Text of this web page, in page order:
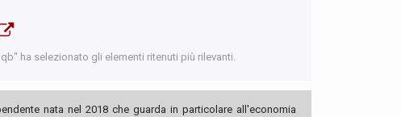
ha selezionato gli elementi ritenuti più rilevanti.
nata nel 2018 che guarda in particolare all'economia